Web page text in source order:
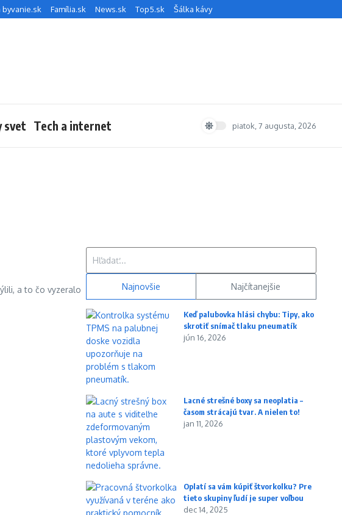
byvanie.sk Família.sk News.sk Top5.sk Šálka kávy
svet Tech a internet piatok, 7 augusta, 2026
a to čo vyzeralo
Najnovšie Najčítanejšie
Keď palubovka hlási chybu: Tipy, ako
skrotiť snímač tlaku pneumatík
jún 16, 2026
Lacné strešné boxy sa neoplatia –
časom strácajú tvar. A nielen to!
jan 11, 2026
Oplatí sa vám kúpiť štvorkolku? Pre
tieto skupiny ľudí je super voľbou
dec 14, 2025